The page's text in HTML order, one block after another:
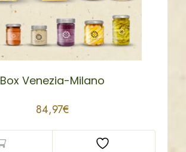
Box Venezia-Milano
84,97€